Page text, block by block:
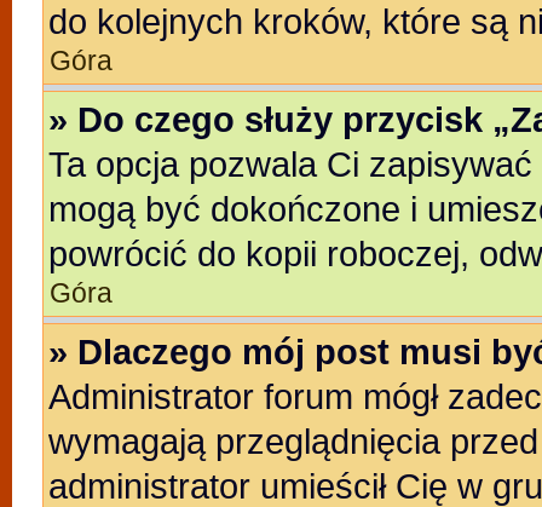
do kolejnych kroków, które są
Góra
» Do czego służy przycisk
Ta opcja pozwala Ci
mogą być dokończone i
powrócić do kopii roboczej,
Góra
» Dlaczego mój post musi
Administrator forum mógł
wymagają przeglądnięcia
administrator umieścił Cię w